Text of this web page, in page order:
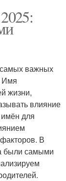
важных
Имя
жизни,
влияние
имён для
В
были самыми